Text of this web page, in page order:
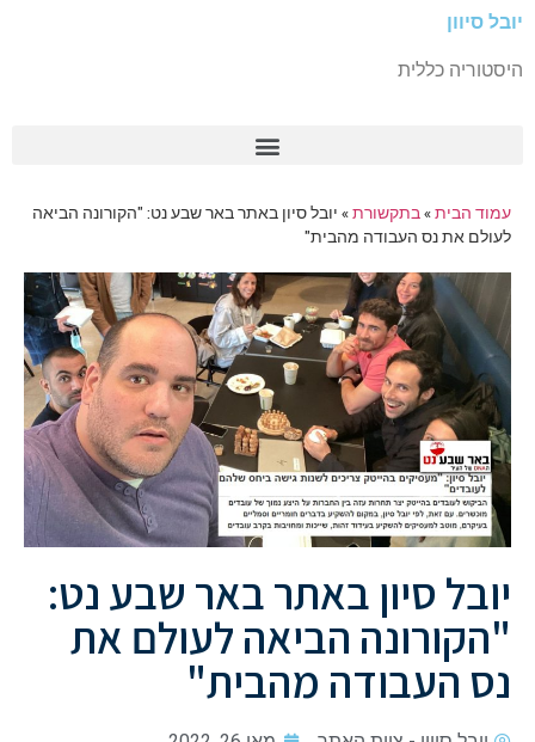
יובל סיוון
היסטוריה כללית
עמוד הבית»בתקשורת» יובל סיון באתר באר שבע נט: "הקורונה הביאה
לעולם את נס העבודה מהבית"
יובל סיון באתר באר שבע נט:
"הקורונה הביאה לעולם את
נס העבודה מהבית"